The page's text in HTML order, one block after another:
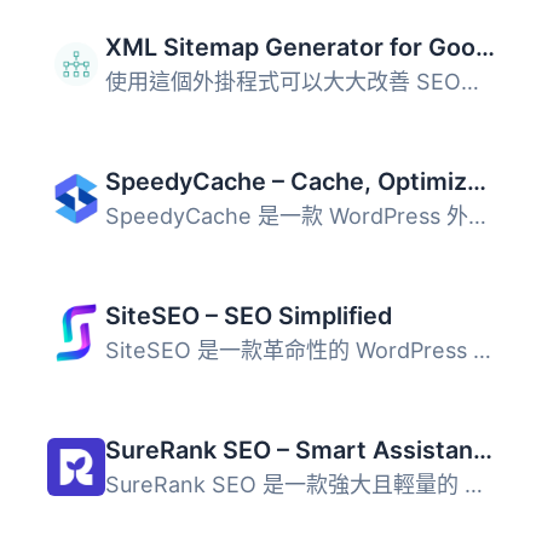
XML Sitemap Generator for Google
使用這個外掛程式可以大大改善 SEO，產生特殊的 XML 網站地圖...
SpeedyCache – Cache, Optimization, Performance
SpeedyCache 是一款 WordPress 外掛，透過快取、壓縮及優化網...
SiteSEO – SEO Simplified
SiteSEO 是一款革命性的 WordPress SEO 外掛，能夠與所有佈景...
SureRank SEO – Smart Assistant with Meta Tags, Social Preview, XML Sitemap, and Schema
SureRank SEO 是一款強大且輕量的 SEO 外掛，旨在簡化搜尋引...